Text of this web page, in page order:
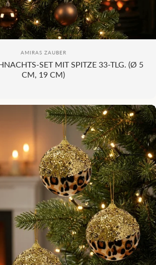
COMING SOON...
Anbieter:
AMIRAS ZAUBER
SET MIT SPITZE 33-TLG. (Ø 5
CM, 19 CM)